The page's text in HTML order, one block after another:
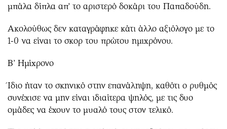
μπάλα δίπλα απ' το αριστερό δοκάρι του Παπαδούδη.
Ακολούθως δεν καταγράφηκε κάτι άλλο αξιόλογο με το
1-0 να είναι το σκορ του πρώτου ημιχρόνου.
Β’ Ημίχρονο
Ίδιο ήταν το σκηνικό στην επανάληψη, καθότι ο ρυθμός
συνέχισε να μην είναι ιδιαίτερα ψηλός, με τις δυο
ομάδες να έχουν το μυαλό τους στον τελικό.